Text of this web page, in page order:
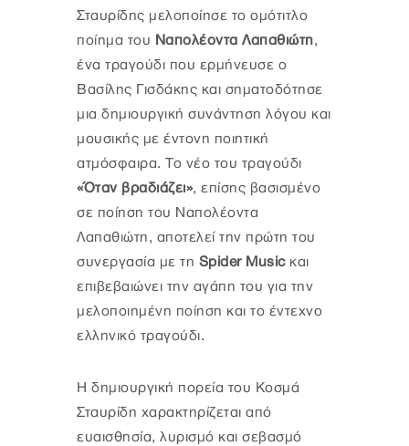
Σταυρίδης μελοποίησε το ομότιτλο
ποίημα του Ναπολέοντα Λαπαθιώτη,
ένα τραγούδι που ερμήνευσε ο
Βασίλης Γισδάκης και σηματοδότησε
μια δημιουργική συνάντηση λόγου και
μουσικής με έντονη ποιητική
ατμόσφαιρα. Το νέο του τραγούδι
«Όταν βραδιάζει», επίσης βασισμένο
σε ποίηση του Ναπολέοντα
Λαπαθιώτη, αποτελεί την πρώτη του
συνεργασία με τη Spider Music και
επιβεβαιώνει την αγάπη του για την
μελοποιημένη ποίηση και το έντεχνο
ελληνικό τραγούδι.
Η δημιουργική πορεία του Κοσμά
Σταυρίδη χαρακτηρίζεται από
ευαισθησία, λυρισμό και σεβασμό